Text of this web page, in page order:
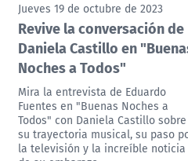
Jueves 19 de octubre de 2023
Revive la conversación de
Daniela Castillo en
Noches a Todos"
Mira la entrevista de Eduardo
Fuentes en "Buenas Noches a
Todos" con Daniela Castillo sobre
su trayectoria musical, su paso
la televisión y la increíble noticia